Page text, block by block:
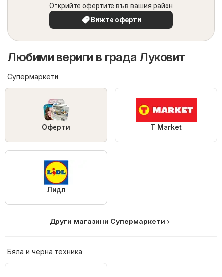
Открийте офертите във вашия район
Вижте оферти
Любими вериги в града Луковит
Супермаркети
Оферти T Market
Лидл
Други магазини Супермаркети
Бяла и черна техника